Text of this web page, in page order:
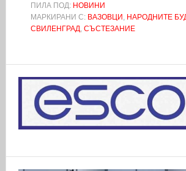
ПИЛА ПОД: НОВИНИ
МАРКИРАНИ С: ВАЗОВЦИ , НАРОДНИТЕ
СВИЛЕНГРАД, СЪСТЕЗАНИЕ